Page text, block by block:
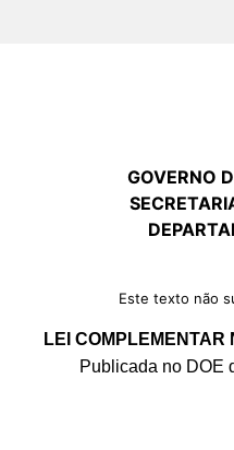
GOVERNO
Este texto não
LEI COMPLEMENTAR
Publicada no DOE